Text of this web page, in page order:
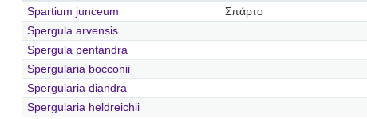
Spartium junceum
Σπάρτο
Spergula arvensis
Spergula pentandra
Spergularia bocconii
Spergularia diandra
Spergularia heldreichii